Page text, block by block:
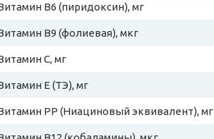
B6 (пиридоксин), мг
B9 (фолиевая), мкг
C, мг
E (ТЭ), мг
PP (Ниациновый эквивалент), мг